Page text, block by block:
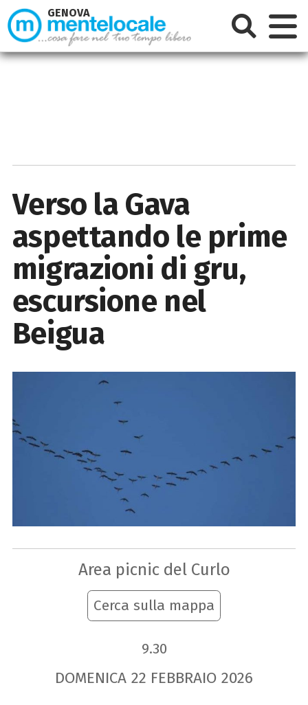
Verso la Gava
aspettando le prime
migrazioni di gru,
escursione nel
Beigua
Area picnic del Curlo
Cerca sulla mappa
9.30
DOMENICA 22 FEBBRAIO 2026
GENOVA